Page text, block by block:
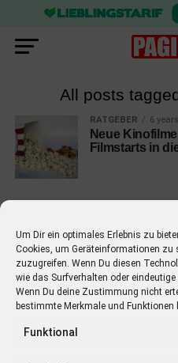
Um Dir ein optimales Erlebnis zu
Cookies, um Geräteinformationen zu
zuzugreifen. Wenn Du diesen
wie das Surfverhalten oder
Wenn Du deine Zustimmung nicht
bestimmte Merkmale und Funktionen
Funktional
All posts
RATGEBER 6
Neue
Filmstarts in
STARS 4 years
Barbara
von